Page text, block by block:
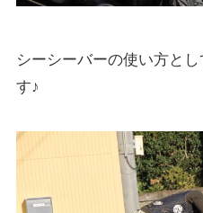
シーシーバーの使い方と
す♪